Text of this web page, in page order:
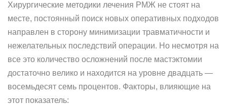
Хирургические методики лечения РМЖ не стоят на
месте, постоянный поиск новых оперативных подходов
направлен в сторону минимизации травматичности и
нежелательных последствий операции. Но несмотря на
все это количество осложнений после мастэктомии
достаточно велико и находится на уровне двадцать —
восемьдесят семь процентов. Факторы, влияющие на
этот показатель: